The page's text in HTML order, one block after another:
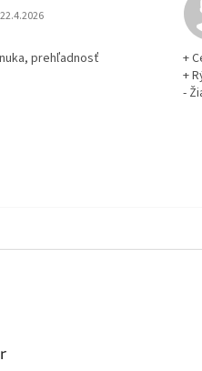
Hodnotenie obchodu je 5 z 5
22.4.2026
prehľadnosť
+
+
-